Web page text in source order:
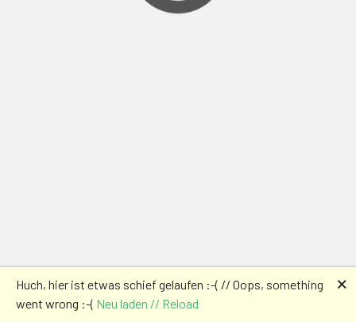
Huch, hier ist etwas schief gelaufen :-( // Oops, something
went wrong :-( Neu laden // Reload
🗙